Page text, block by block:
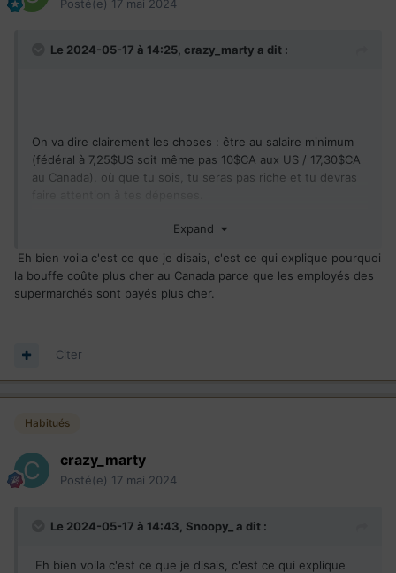
Posté(e) 17 mai 2024
Le 2024-05-17 à 14:25, crazy_marty a dit :
On va dire clairement les choses : être au salaire minimum
(fédéral à 7,25$US soit même pas 10$CA aux US / 17,30$CA
au Canada), où que tu sois, tu seras pas riche et tu devras
Expand
Eh bien voila c'est ce que je disais, c'est ce qui explique pourquoi
la bouffe coûte plus cher au Canada parce que les employés des
supermarchés sont payés plus cher.
Citer
Habitués
crazy_marty
Posté(e) 17 mai 2024
Le 2024-05-17 à 14:43, Snoopy_ a dit :
Eh bien voila c'est ce que je disais, c'est ce qui explique